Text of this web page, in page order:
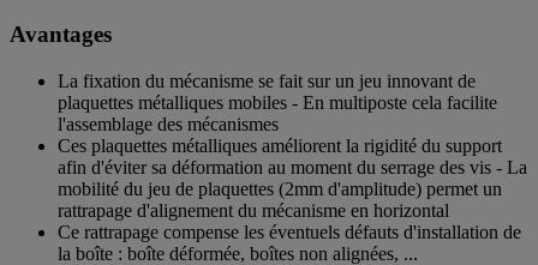
Avantages
La fixation du mécanisme se fait sur un jeu innovant de
plaquettes métalliques mobiles - En multiposte cela facilite
l'assemblage des mécanismes
Ces plaquettes métalliques améliorent la rigidité du support
afin d'éviter sa déformation au moment du serrage des vis - La
mobilité du jeu de plaquettes (2mm d'amplitude) permet un
rattrapage d'alignement du mécanisme en horizontal
Ce rattrapage compense les éventuels défauts d'installation de
la boîte : boîte déformée, boîtes non alignées, ...